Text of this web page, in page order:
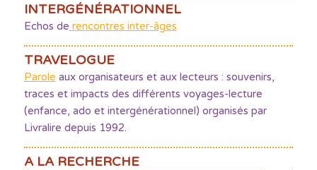
INTERGÉNÉRATIONNEL
Echos de rencontres inter-âges
TRAVELOGUE
Parole aux organisateurs et aux lecteurs : souvenirs,
traces et impacts des différents voyages-lecture
(enfance, ado et intergénérationnel) organisés par
Livralire depuis 1992.
A LA RECHERCHE